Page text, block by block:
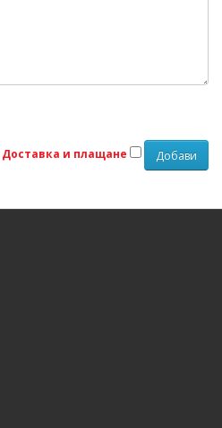
Доставка и плащане